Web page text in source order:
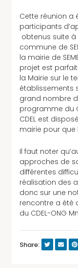
Cette réunion a
participants
obtenus suite
commune de
la mairie de
projet est
la Mairie sur le
établissements
grand nombre
programme du
CDEL est
mairie pour
Il faut noter
approches de
différentes
réalisation des
donc sur une
rencontre a été
du CDEL-ONG
Share: